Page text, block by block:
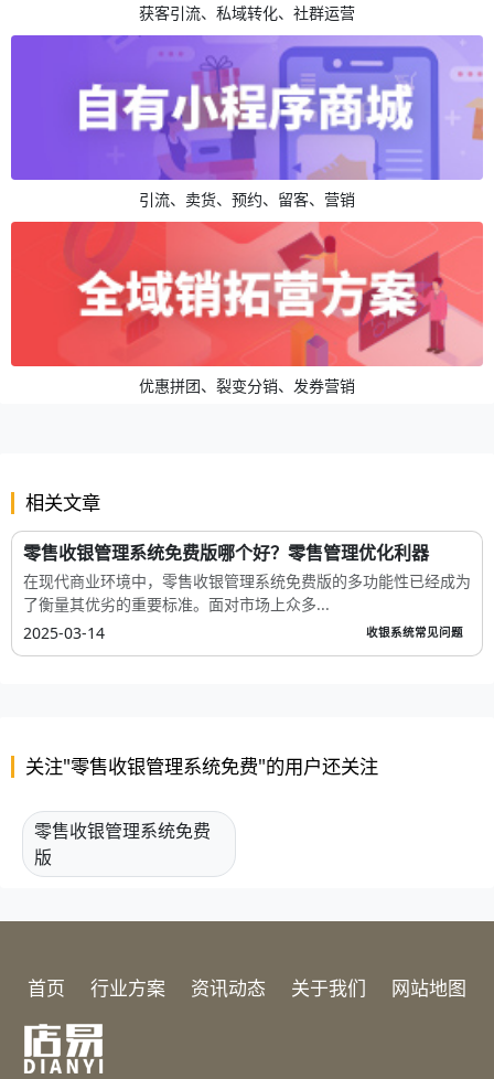
获客引流、私域转化、社群运营
引流、卖货、预约、留客、营销
优惠拼团、裂变分销、发券营销
相关文章
零售收银管理系统免费版哪个好？零售管理优化利器
在现代商业环境中，零售收银管理系统免费版的多功能性已经成为
了衡量其优劣的重要标准。面对市场上众多...
2025-03-14
收银系统常见问题
关注"零售收银管理系统免费"的用户还关注
零售收银管理系统免费
版
首页 行业方案 资讯动态 关于我们 网站地图